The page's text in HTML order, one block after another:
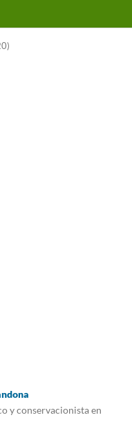
y conservacionista en